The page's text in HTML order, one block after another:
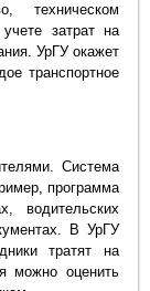
техническом
затрат на
УрГУ окажет
транспортное
Система
программа
водительских
В УрГУ
тратят на
можно оценить